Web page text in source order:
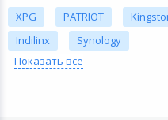
XPG PATRIOT
Indilinx
Synology
Показать все